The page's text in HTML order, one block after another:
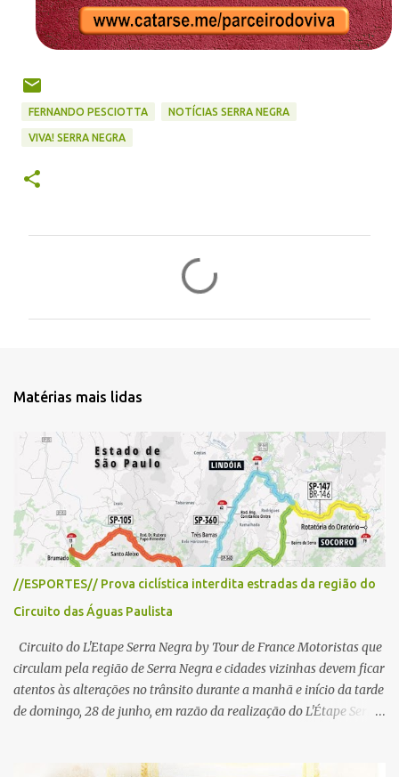
FERNANDO PESCIOTTA NOTÍCIAS SERRA NEGRA
VIVA! SERRA NEGRA
t
i
s
Matérias mais lidas
//ESPORTES// Prova ciclística interdita estradas da região do
Circuito das Águas Paulista
Circuito do L'Etape Serra Negra by Tour de France Motoristas que
circulam pela região de Serra Negra e cidades vizinhas devem ficar
atentos às alterações no trânsito durante a manhã e início da tarde
de domingo, 28 de junho, em razão da realização do L'Étape Serra